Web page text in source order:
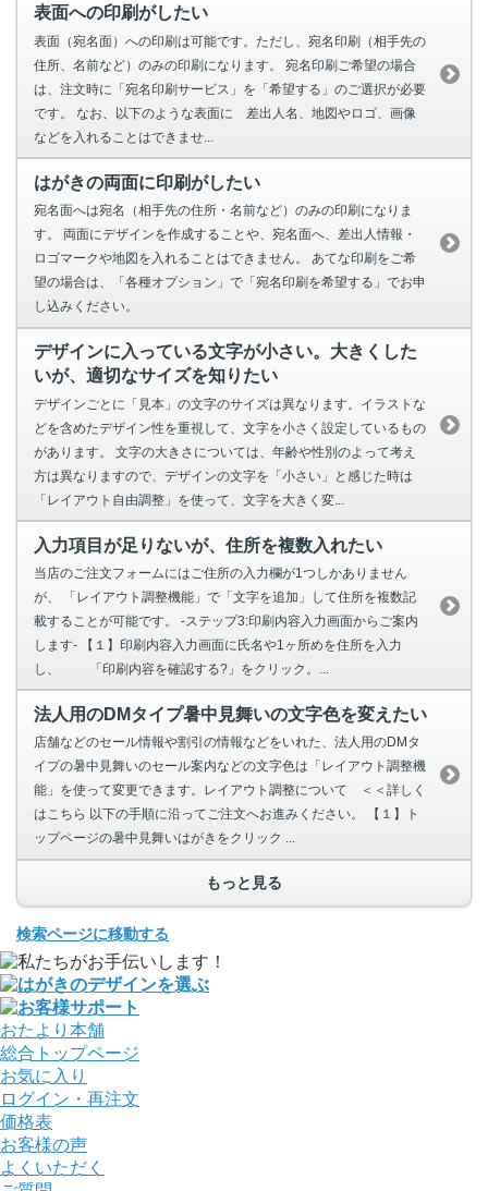
表面への印刷がしたい
表面（宛名面）への印刷は可能です。ただし、宛名印刷（相手先の
住所、名前など）のみの印刷になります。 宛名印刷ご希望の場合
は、注文時に「宛名印刷サービス」を「希望する」のご選択が必要
です。 なお、以下のような表面に 差出人名、地図やロゴ、画像
などを入れることはできませ...
はがきの両面に印刷がしたい
宛名面へは宛名（相手先の住所・名前など）のみの印刷になりま
す。 両面にデザインを作成することや、宛名面へ、差出人情報・
ロゴマークや地図を入れることはできません。 あてな印刷をご希
望の場合は、「各種オプション」で「宛名印刷を希望する」でお申
し込みください。
デザインに入っている文字が小さい。大きくした
いが、適切なサイズを知りたい
デザインごとに「見本」の文字のサイズは異なります。イラストな
どを含めたデザイン性を重視して、文字を小さく設定しているもの
があります。 文字の大きさについては、年齢や性別のよって考え
方は異なりますので、デザインの文字を「小さい」と感じた時は
「レイアウト自由調整」を使って、文字を大きく変...
入力項目が足りないが、住所を複数入れたい
当店のご注文フォームにはご住所の入力欄が1つしかありません
が、 「レイアウト調整機能」で「文字を追加」して住所を複数記
載することが可能です。 -ステップ3:印刷内容入力画面からご案内
します- 【１】印刷内容入力画面に氏名や1ヶ所めを住所を入力
し、 「印刷内容を確認する?」をクリック。...
法人用のDMタイプ暑中見舞いの文字色を変えたい
店舗などのセール情報や割引の情報などをいれた、法人用のDMタ
イプの暑中見舞いのセール案内などの文字色は「レイアウト調整機
能」を使って変更できます。レイアウト調整について ＜＜詳しく
はこちら 以下の手順に沿ってご注文へお進みください。 【１】ト
ップページの暑中見舞いはがきをクリック ...
もっと見る
検索ページに移動する
おたより本舗
総合トップページ
お気に入り
ログイン・再注文
価格表
お客様の声
よくいただく